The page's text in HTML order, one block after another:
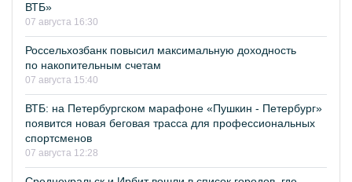
ВТБ»
07 августа 16:30
Россельхозбанк повысил максимальную доходность
по накопительным счетам
07 августа 15:40
ВТБ: на Петербургском марафоне «Пушкин - Петербург»
появится новая беговая трасса для профессиональных
спортсменов
07 августа 12:28